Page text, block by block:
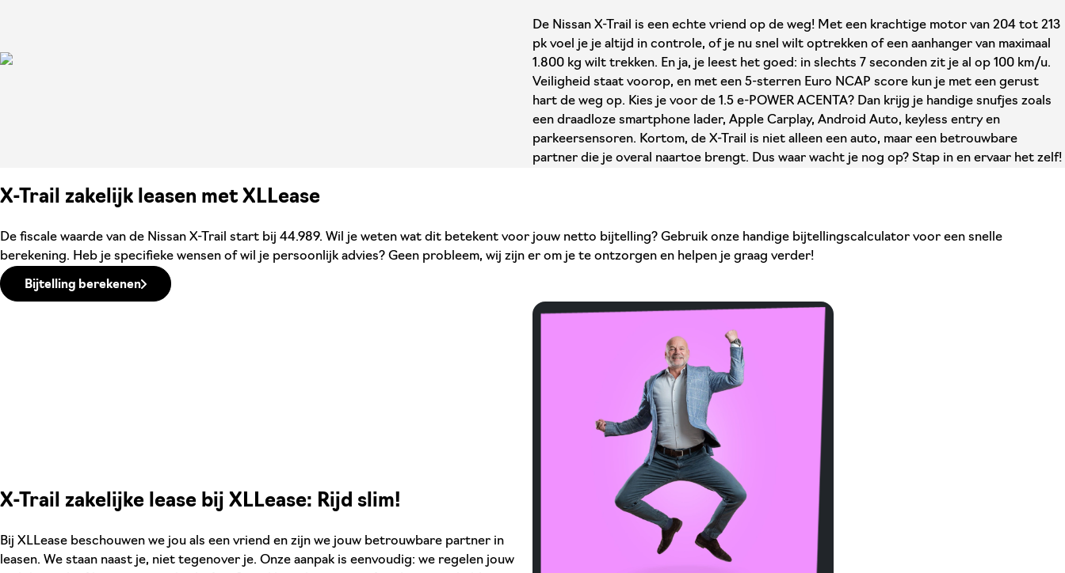
De Nissan X-Trail is een echte vriend op de weg! Met een krachtige motor van 204 tot 213
pk voel je je altijd in controle, of je nu snel wilt optrekken of een aanhanger van maximaal
1.800 kg wilt trekken. En ja, je leest het goed: in slechts 7 seconden zit je al op 100 km/u.
Veiligheid staat voorop, en met een 5-sterren Euro NCAP score kun je met een gerust
hart de weg op. Kies je voor de 1.5 e-POWER ACENTA? Dan krijg je handige snufjes zoals
een draadloze smartphone lader, Apple Carplay, Android Auto, keyless entry en
parkeersensoren. Kortom, de X-Trail is niet alleen een auto, maar een betrouwbare
partner die je overal naartoe brengt. Dus waar wacht je nog op? Stap in en ervaar het zelf!
X-Trail zakelijk leasen met XLLease
De fiscale waarde van de Nissan X-Trail start bij 44.989. Wil je weten wat dit betekent voor jouw netto bijtelling? Gebruik onze handige bijtellingscalculator voor een snelle
berekening. Heb je specifieke wensen of wil je persoonlijk advies? Geen probleem, wij zijn er om je te ontzorgen en helpen je graag verder!
Bijtelling berekenen
X-Trail zakelijke lease bij XLLease: Rijd slim!
Bij XLLease beschouwen we jou als een vriend en zijn we jouw betrouwbare partner in
leasen. We staan naast je, niet tegenover je. Onze aanpak is eenvoudig: we regelen jouw